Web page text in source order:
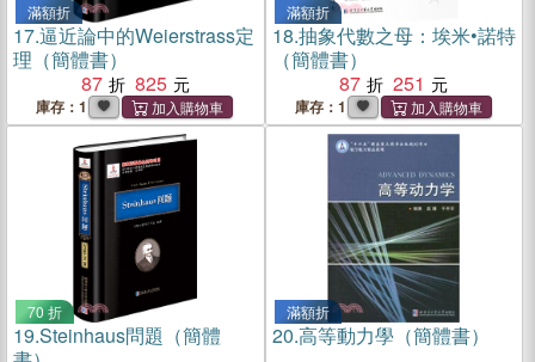
滿額折
17.逼近論中的Weierstrass定
理（簡體書）
87
825
庫存：1
滿額折
18.抽象代數之母：埃米•諾特
（簡體書）
87
251
庫存：1
70 折
19.Steinhaus問題（簡體
滿額折
20.高等動力學（簡體書）